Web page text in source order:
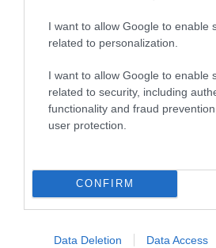
I want to allow Google to enable
related to personalization.
I want to allow Google to enable
related to security, including
functionality and fraud
user protection.
CONFIRM
Data Deletion Data Access
Activador Dermo-Lípido
piel. Para todo tipo de piel. Piel
hasta 8 horas. Siente la piel
Modo de empleo:
Aplica mañana y noche con un
de los dedos. Retira los
aclarado.
Ingredientes y alérgenos
Contiene Pro-vitamina B5.